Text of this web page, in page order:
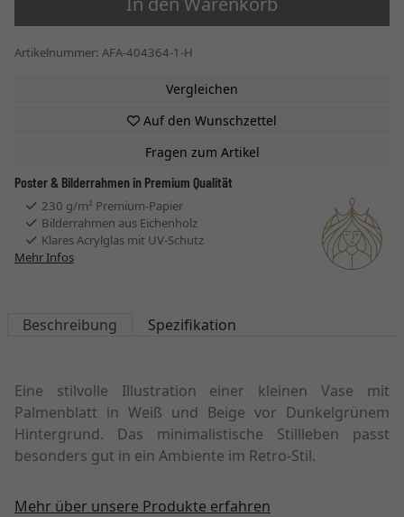
Artikelnummer: AFA-404364-1-H
Vergleichen
Auf den Wunschzettel
Fragen zum Artikel
Poster & Bilderrahmen in Premium Qualität
230 g/m² Premium-Papier
Bilderrahmen aus Eichenholz
Klares Acrylglas mit UV-Schutz
Mehr Infos
Beschreibung Spezifikation
Eine stilvolle Illustration einer kleinen Vase mit
Palmenblatt in Weiß und Beige vor Dunkelgrünem
Hintergrund. Das minimalistische Stillleben passt
besonders gut in ein Ambiente im Retro-Stil.
Mehr über unsere Produkte erfahren